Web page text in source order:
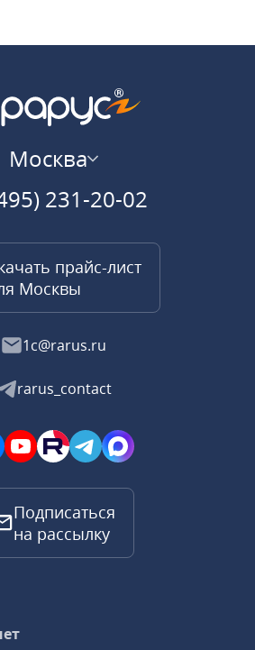
Москва
231-20-02
прайс-лист
Москвы
1c@rarus.ru
rarus_contact
Подписаться
на рассылку